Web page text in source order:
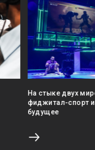
На стыке двух
фиджитал-спорт
будущее